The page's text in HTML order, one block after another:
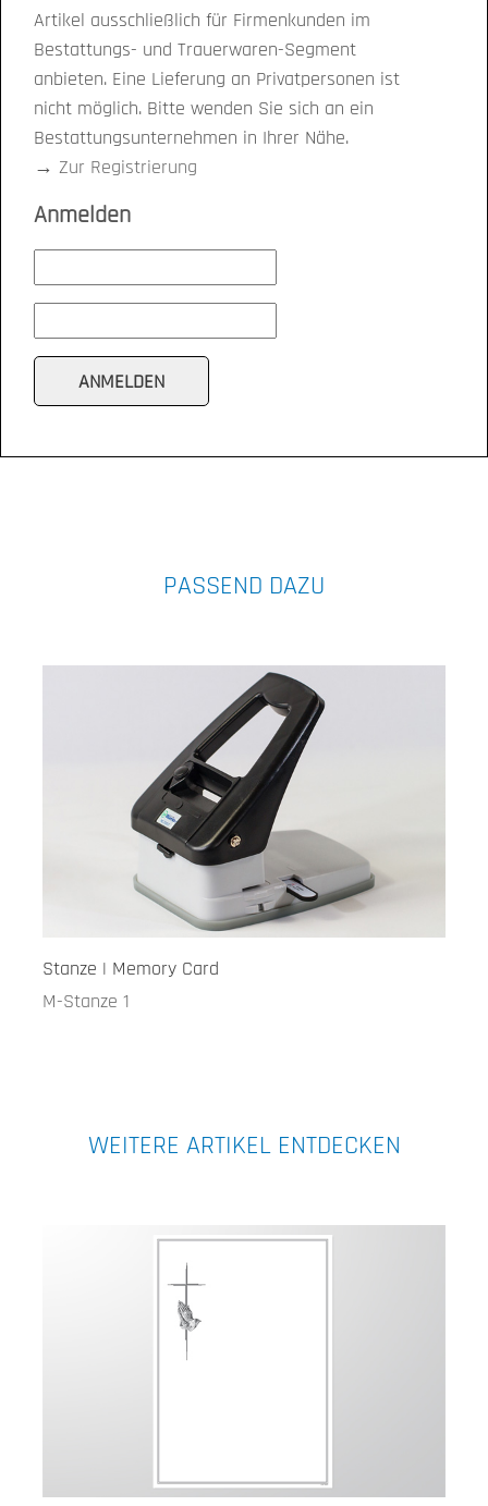
Artikel ausschließlich für Firmenkunden im
Bestattungs- und Trauerwaren-Segment
anbieten. Eine Lieferung an Privatpersonen ist
nicht möglich. Bitte wenden Sie sich an ein
Bestattungsunternehmen in Ihrer Nähe.
→ Zur Registrierung
Anmelden
PASSEND DAZU
Stanze | Memory Card
M-Stanze 1
WEITERE ARTIKEL ENTDECKEN